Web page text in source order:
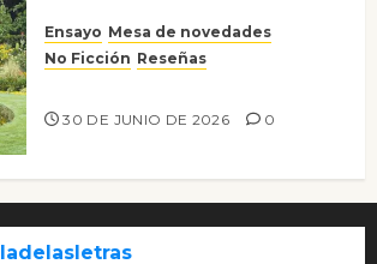
Ensayo Mesa de novedades
No Ficción Reseñas
30 DE JUNIO DE 2026 0